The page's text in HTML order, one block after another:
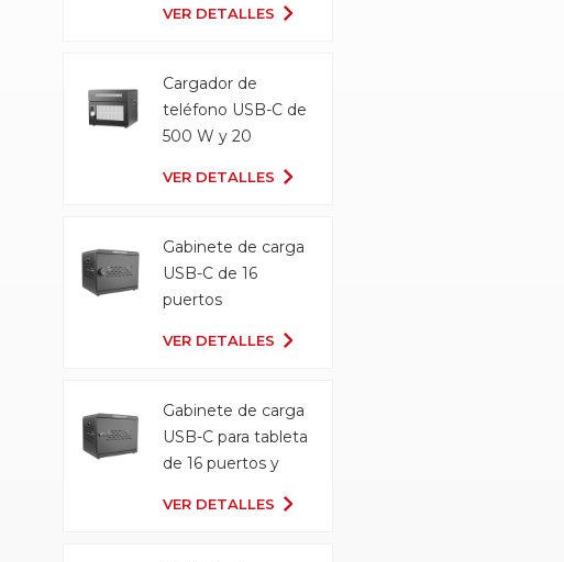
VER DETALLES
Cargador de
teléfono USB-C de
500 W y 20
VER DETALLES
Gabinete de carga
USB-C de 16
puertos
VER DETALLES
Gabinete de carga
USB-C para tableta
de 16 puertos y
VER DETALLES